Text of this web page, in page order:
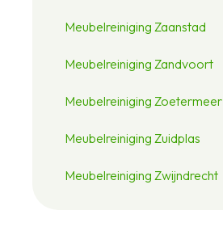
Meubelreiniging Zaanstad
Meubelreiniging Zandvoort
Meubelreiniging Zoetermeer
Meubelreiniging Zuidplas
Meubelreiniging Zwijndrecht